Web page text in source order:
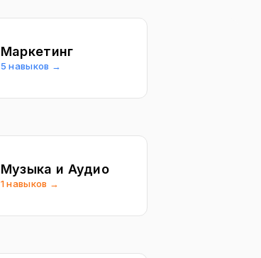
Маркетинг
5 навыков →
Музыка и Аудио
1 навыков →